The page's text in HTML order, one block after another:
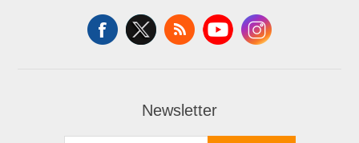
Newsletter